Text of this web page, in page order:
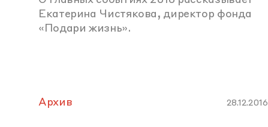
Екатерина Чистякова, директор фонда
«Подари жизнь».
Архив 28.12.2016